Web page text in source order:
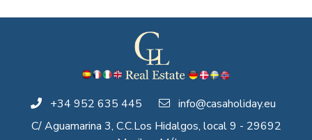
+34 952 635 445
info@casaholiday.eu
C/ Aguamarina 3, C.C.Los Hidalgos, local 9 - 29692